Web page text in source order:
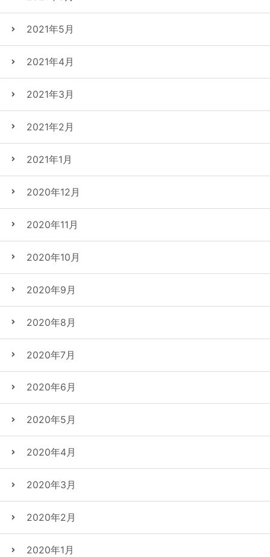
2021年5月
2021年4月
2021年3月
2021年2月
2021年1月
2020年12月
2020年11月
2020年10月
2020年9月
2020年8月
2020年7月
2020年6月
2020年5月
2020年4月
2020年3月
2020年2月
2020年1月